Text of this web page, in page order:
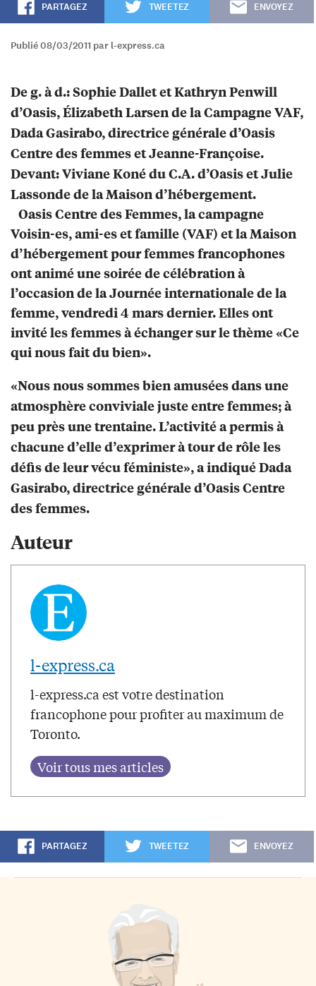
PARTAGEZ TWEETEZ ENVOYEZ
Publié 08/03/2011 par l-express.ca
De g. à d.: Sophie Dallet et Kathryn Penwill
d’Oasis, Élizabeth Larsen de la Campagne VAF,
Dada Gasirabo, directrice générale d’Oasis
Centre des femmes et Jeanne-Françoise.
Devant: Viviane Koné du C.A. d’Oasis et Julie
Lassonde de la Maison d’hébergement.
Oasis Centre des Femmes, la campagne
Voisin-es, ami-es et famille (VAF) et la Maison
d’hébergement pour femmes francophones
ont animé une soirée de célébration à
l’occasion de la Journée internationale de la
femme, vendredi 4 mars dernier. Elles ont
invité les femmes à échanger sur le thème «Ce
qui nous fait du bien».
«Nous nous sommes bien amusées dans une
atmosphère conviviale juste entre femmes; à
peu près une trentaine. L’activité a permis à
chacune d’elle d’exprimer à tour de rôle les
défis de leur vécu féministe», a indiqué Dada
Gasirabo, directrice générale d’Oasis Centre
des femmes.
Auteur
l-express.ca
l-express.ca est votre destination
francophone pour profiter au maximum de
Toronto.
PARTAGEZ TWEETEZ ENVOYEZ